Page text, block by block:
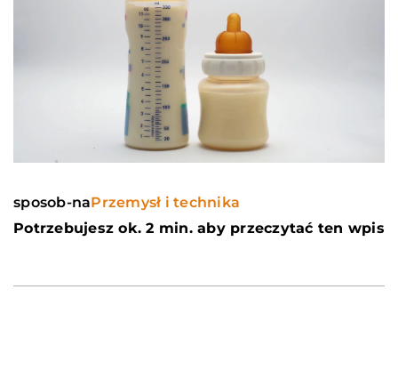
sposob-naPrzemysł i technika
Potrzebujesz ok. 2 min. aby przeczytać ten wpis